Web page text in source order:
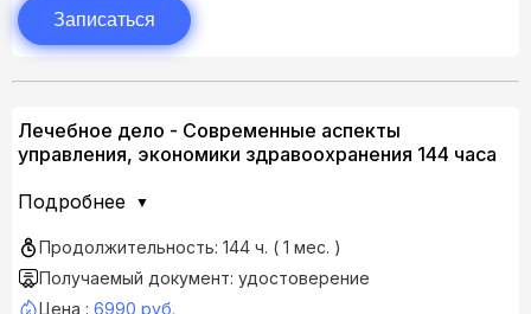
Записаться
Лечебное дело - Современные аспекты
управления, экономики здравоохранения 144 часа
Подробнее
Продолжительность: 144 ч. ( 1 мес. )
Получаемый документ: удостоверение
Цена : 6990 руб.